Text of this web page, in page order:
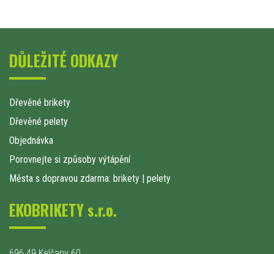
DŮLEŽITÉ ODKAZY
Dřevěné brikety
Dřevěné pelety
Objednávka
Porovnejte si způsoby výtápění
Města s dopravou zdarma: brikety | pelety
EKOBRIKETY s.r.o.